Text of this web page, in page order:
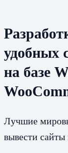
удобных
на базе
Лучшие
вывести сайты